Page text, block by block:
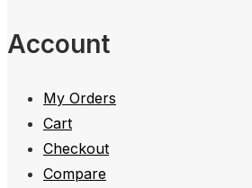
Account
My Orders
Cart
Checkout
Compare